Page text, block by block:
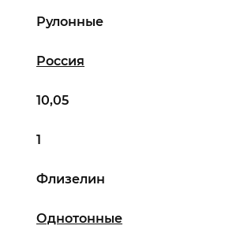
10,05
1
Однотонные
Флизелин
Россия
Рулонные